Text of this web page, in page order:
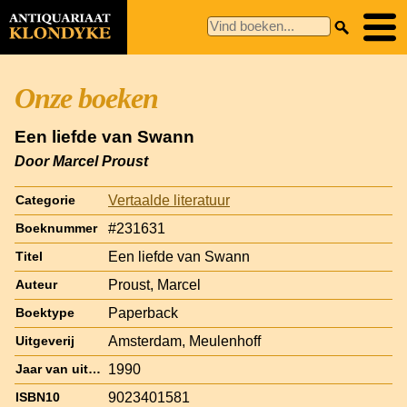
Onze boeken
Een liefde van Swann
Door Marcel Proust
Categorie Vertaalde literatuur
Boeknummer #231631
Titel Een liefde van Swann
Auteur Proust, Marcel
Boektype Paperback
Uitgeverij Amsterdam, Meulenhoff
Jaar van uitgave 1990
ISBN10 9023401581